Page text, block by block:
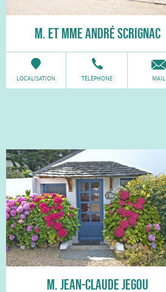
M. ET MME ANDRÉ SCRIGNAC
LOCALISATION TÉLÉPHONE MAIL
M. JEAN-CLAUDE JEGOU